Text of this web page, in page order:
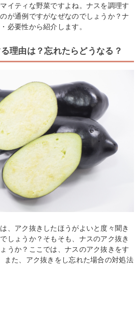
イティな野菜ですよね。ナスを調理す
が通例ですがなぜなのでしょうか？ナ
必要性から紹介します。
理由は？忘れたらどうなる？
、アク抜きしたほうがよいと度々聞き
しょうか？そもそも、ナスのアク抜き
うか？ここでは、ナスのアク抜きをす
また、アク抜きをし忘れた場合の対処法